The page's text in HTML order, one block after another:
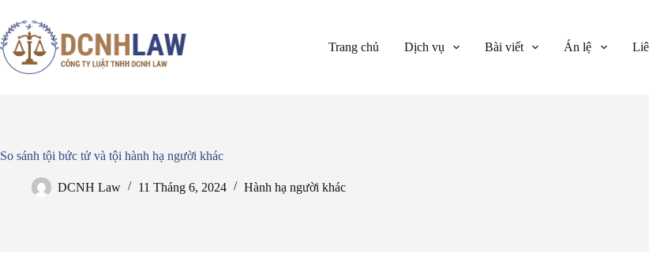
đến
phần
nội
dung
Trang chủ Dịch vụ Bài viết Án lệ
So sánh tội bức tử và tội hành hạ người khác
DCNH Law 11 Tháng 6, 2024 Hành hạ người khác